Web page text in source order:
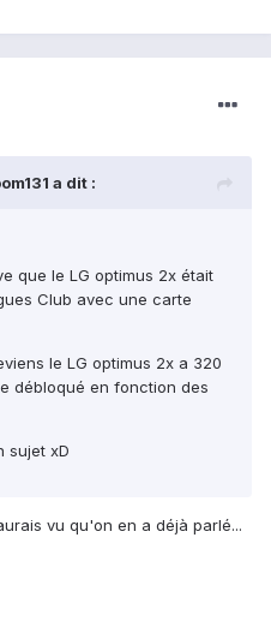
a dit :
que le LG optimus 2x était
Club avec une carte
le LG optimus 2x a 320
débloqué en fonction des
sujet xD
vu qu'on en a déjà parlé...